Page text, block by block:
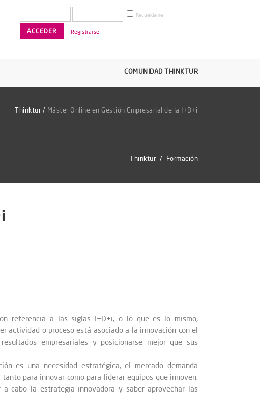
Recuérdame
Registrarse
COMUNIDAD THINKTUR
Thinktur / Máster Online en Gestión Empresarial de la I+D+i
Thinktur / Formación
referencia a las siglas I+D+i, o lo que es lo mismo,
actividad o proceso está asociado a la innovación con el
empresariales y posicionarse mejor que sus
es una necesidad estratégica, el mercado demanda
para innovar como para liderar equipos que innoven,
cabo la estrategia innovadora y saber aprovechar las